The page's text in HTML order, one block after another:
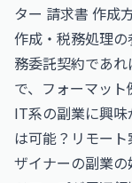
ター 請求書 作成
作成・税務処理
務委託契約であ
で、フォーマット
IT系の副業に興
は可能？リモー
ザイナーの副業